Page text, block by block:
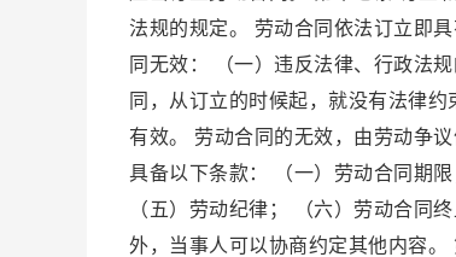
法规的规定。 劳动合同依法订立即
同无效： （一）违反法律、行政法
同，从订立的时候起，就没有法律
有效。 劳动合同的无效，由劳动争
具备以下条款： （一）劳动合同期
（五）劳动纪律； （六）劳动合同
外，当事人可以协商约定其他内容